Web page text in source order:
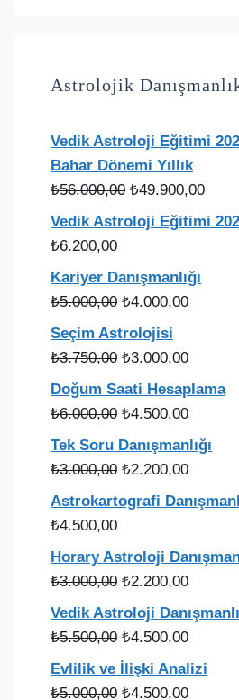
Astrolojik
Vedik Astroloji Eğitimi
Bahar Dönemi Yıllık
₺56.000,00 Orijinal
fiyat:
₺49.900,00Şu
Vedik Astroloji Eğitimi
₺6.200,00
Kariyer Danışmanlığı
₺5.000,00 Orijinal
fiyat:
₺5.000,00.
₺4.000,00Şu
fiyat:
Seçim Astrolojisi
₺3.750,00 Orijinal
fiyat:
₺3.750,00.
₺3.000,00Şu
andaki
fiyat:
Doğum Saati Hesaplama
₺6.000,00 Orijinal
fiyat:
₺6.000,00.
₺4.500,00Şu
andaki
fiyat:
Tek Soru Danışmanlığı
₺3.000,00 Orijinal
fiyat:
₺2.200,00Şu
Astrokartografi
₺4.500,00
Horary Astroloji
₺3.000,00 Orijinal
fiyat:
₺3.000,00.
₺2.200,00Şu
fiyat:
Vedik Astroloji
₺5.500,00 Orijinal
fiyat:
₺5.500,00.
₺4.500,00Şu
andaki
fiyat:
Evlilik ve İlişki Analizi
₺5.000,00 Orijinal
₺4.500,00Şu